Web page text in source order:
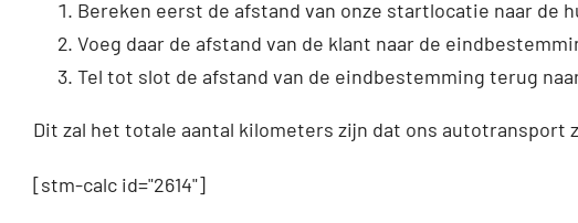
Bereken eerst de afstand van onze startlocatie naar de
Voeg daar de afstand van de klant naar de
Tel tot slot de afstand van de eindbestemming terug
Dit zal het totale aantal kilometers zijn dat ons autotransport
[stm-calc id="2614"]